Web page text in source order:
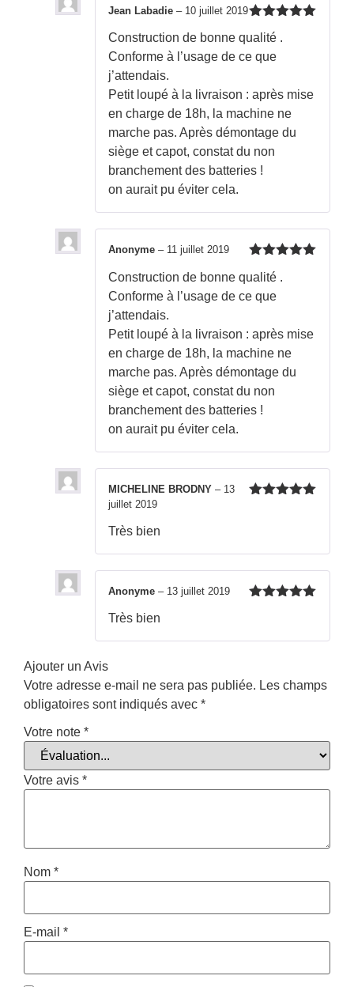
5
Jean Labadie – 10 juillet 2019
Construction de bonne qualité .
Conforme à l’usage de ce que
j’attendais.
Petit loupé à la livraison : après mise
en charge de 18h, la machine ne
marche pas. Après démontage du
siège et capot, constat du non
branchement des batteries !
on aurait pu éviter cela.
5
Anonyme – 11 juillet 2019
Construction de bonne qualité .
Conforme à l’usage de ce que
j’attendais.
Petit loupé à la livraison : après mise
en charge de 18h, la machine ne
marche pas. Après démontage du
siège et capot, constat du non
branchement des batteries !
on aurait pu éviter cela.
MICHELINE BRODNY – 13
juillet 2019
Très bien
Anonyme – 13 juillet 2019
Très bien
Ajouter un Avis
Votre adresse e-mail ne sera pas publiée. Les champs
obligatoires sont indiqués avec *
Votre note *
Votre avis *
Nom *
E-mail *